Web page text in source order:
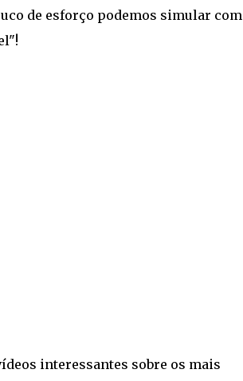
de esforço podemos simular com
interessantes sobre os mais